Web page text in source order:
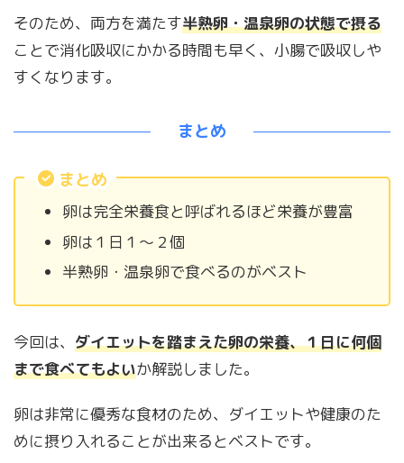
そのため、両方を満たす半熟卵・温泉卵の状態で摂る
ことで消化吸収にかかる時間も早く、小腸で吸収しや
すくなります。
まとめ
まとめ
卵は完全栄養食と呼ばれるほど栄養が豊富
卵は１日１～２個
半熟卵・温泉卵で食べるのがベスト
今回は、 ダイエットを踏まえた卵の栄養、１日に何個
まで食べてもよいか解説しました。
卵は非常に優秀な食材のため、ダイエットや健康のた
めに摂り入れることが出来るとベストです。